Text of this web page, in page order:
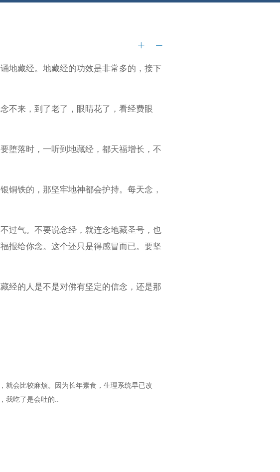
地藏经。地藏经的功效是非常多的，接下
不来，到了老了，眼睛花了，看经费眼
堕落时，一听到地藏经，都天福增长，不
铜铁的，那坚牢地神都会护持。每天念，
过气。不要说念经，就连念地藏圣号，也
报给你念。这个还只是得感冒而已。要坚
经的人是不是对佛有坚定的信念，还是那
就会比较麻烦。因为长年素食，生理系统早已改
我吃了是会吐的..